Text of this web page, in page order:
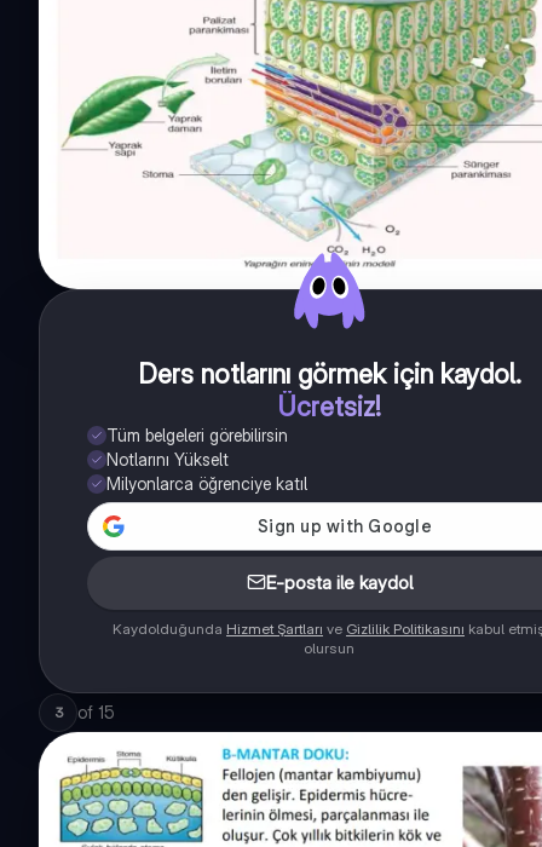
Ders notlarını görmek için kaydol.
Ücretsiz!
Tüm belgeleri görebilirsin
Notlarını Yükselt
Milyonlarca öğrenciye katıl
E-posta ile kaydol
Kaydolduğunda Hizmet Şartları ve Gizlilik Politikasını kabul
olursun
3 of 15